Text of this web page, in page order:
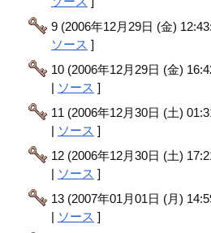
9 (2006年12月29日 (金)
ソース ]
10 (2006年12月29日 (金)
| ソース ]
11 (2006年12月30日 (土)
| ソース ]
12 (2006年12月30日 (土)
| ソース ]
13 (2007年01月01日 (月)
| ソース ]